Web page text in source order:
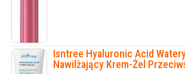
Isntree Hyaluronic Acid
Nawilżający Krem-Żel